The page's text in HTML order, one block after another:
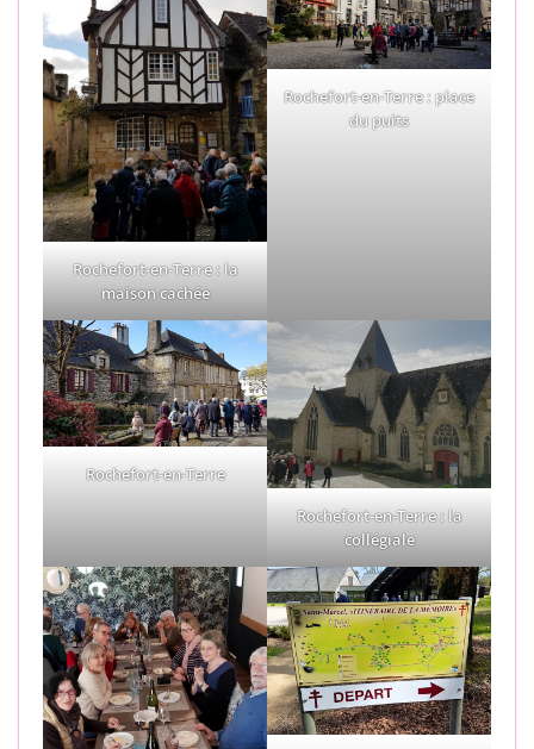
Rochefort-en-Terre : la
maison cachée
Rochefort-en-Terre : place
du puits
Rochefort-en-Terre
Rochefort-en-Terre : la
collégiale